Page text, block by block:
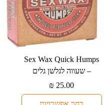
– שעווה לגלשן גלים
₪ 25.00
למוצר
מספר